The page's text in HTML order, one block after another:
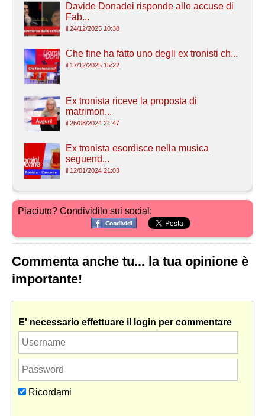
Davide Donadei risponde alle accuse di
Fab...
il 24/12/2025 10:38
Che fine ha fatto uno degli ex tronisti ch...
il 17/12/2025 15:22
Ex tronista riceve la proposta di
matrimon...
il 26/08/2024 21:47
Ex tronista esordisce nella musica
seguend...
il 12/01/2024 21:03
Piaciuto? Condividilo sui social:
Commenta anche tu... la tua opinione è
importante!
E' necessario effettuare il login per commentare
Ricordami